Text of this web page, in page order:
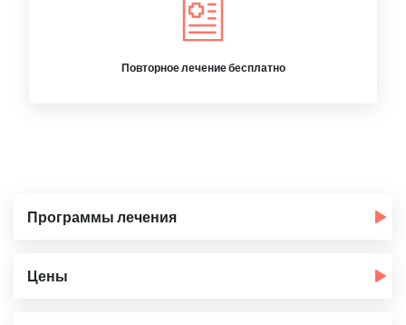
Повторное лечение бесплатно
Программы лечения
Цены